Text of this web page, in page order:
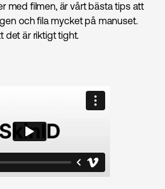
med filmen, är vårt bästa tips att
och fila mycket på manuset.
det är riktigt tight.